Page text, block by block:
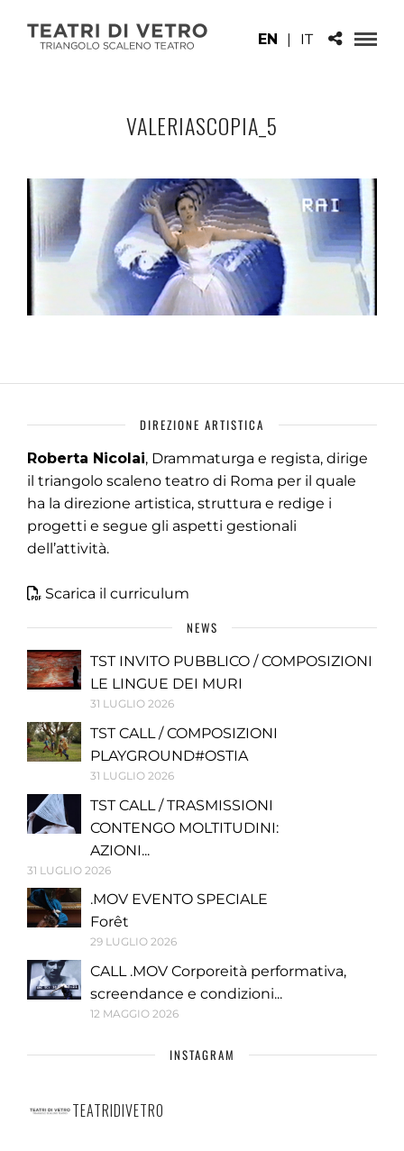
EN | IT
VALERIASCOPIA_5
DIREZIONE ARTISTICA
Roberta Nicolai, Drammaturga e regista, dirige
il triangolo scaleno teatro di Roma per il quale
ha la direzione artistica, struttura e redige i
progetti e segue gli aspetti gestionali
dell’attività.
Scarica il curriculum
NEWS
TST INVITO PUBBLICO / COMPOSIZIONI
LE LINGUE DEI MURI
31 LUGLIO 2026
TST CALL / COMPOSIZIONI
PLAYGROUND#OSTIA
31 LUGLIO 2026
TST CALL / TRASMISSIONI
CONTENGO MOLTITUDINI:
AZIONI...
31 LUGLIO 2026
.MOV EVENTO SPECIALE
Forêt
29 LUGLIO 2026
CALL .MOV Corporeità performativa,
screendance e condizioni...
12 MAGGIO 2026
INSTAGRAM
TEATRIDIVETRO